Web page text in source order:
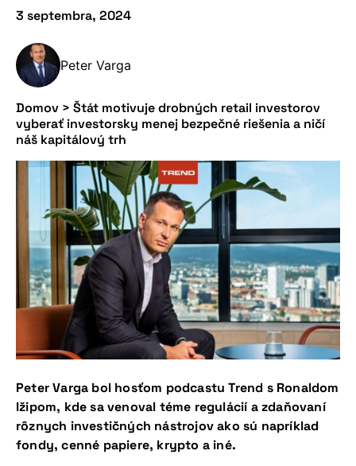
3 septembra, 2024
Peter Varga
Domov > Štát motivuje drobných retail investorov
vyberať investorsky menej bezpečné riešenia a ničí
náš kapitálový trh
Peter Varga bol hosťom podcastu Trend s Ronaldom
Ižipom, kde sa venoval téme regulácií a zdaňovaní
rôznych investičných nástrojov ako sú napríklad
fondy, cenné papiere, krypto a iné.